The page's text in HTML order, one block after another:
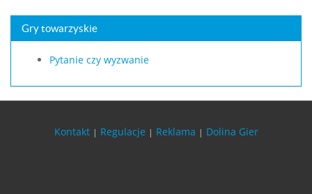
Gry towarzyskie
Pytanie czy wyzwanie
Kontakt | Regulacje | Reklama | Dolina Gier